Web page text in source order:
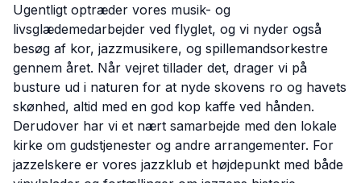
Ugentligt optræder vores musik- og
livsglædemedarbejder ved flyglet, og vi nyder også
besøg af kor, jazzmusikere, og spillemandsorkestre
gennem året. Når vejret tillader det, drager vi på
busture ud i naturen for at nyde skovens ro og havets
skønhed, altid med en god kop kaffe ved hånden.
Derudover har vi et nært samarbejde med den lokale
kirke om gudstjenester og andre arrangementer. For
jazzelskere er vores jazzklub et højdepunkt med både